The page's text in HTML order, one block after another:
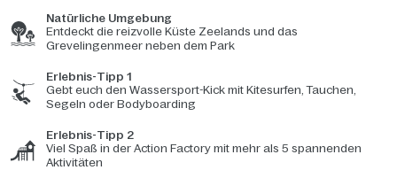
Natürliche Umgebung
Entdeckt die reizvolle Küste Zeelands und das
Grevelingenmeer neben dem Park
Erlebnis-Tipp 1
Gebt euch den Wassersport-Kick mit Kitesurfen, Tauchen,
Segeln oder Bodyboarding
Erlebnis-Tipp 2
Viel Spaß in der Action Factory mit mehr als 5 spannenden
Aktivitäten